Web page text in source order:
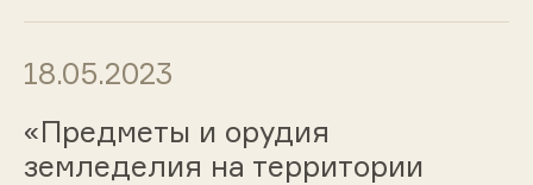
18.05.2023
«Предметы и орудия
земледелия на территории